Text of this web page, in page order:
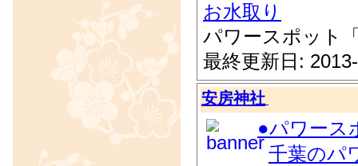
お水取り
パワースポット
最終更新日:
安房神社
●パワース
千葉のパ